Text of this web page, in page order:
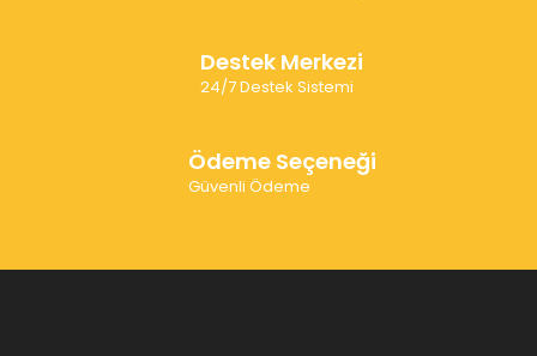
Destek Merkezi
24/7 Destek Sistemi
Ödeme Seçeneği
Güvenli Ödeme